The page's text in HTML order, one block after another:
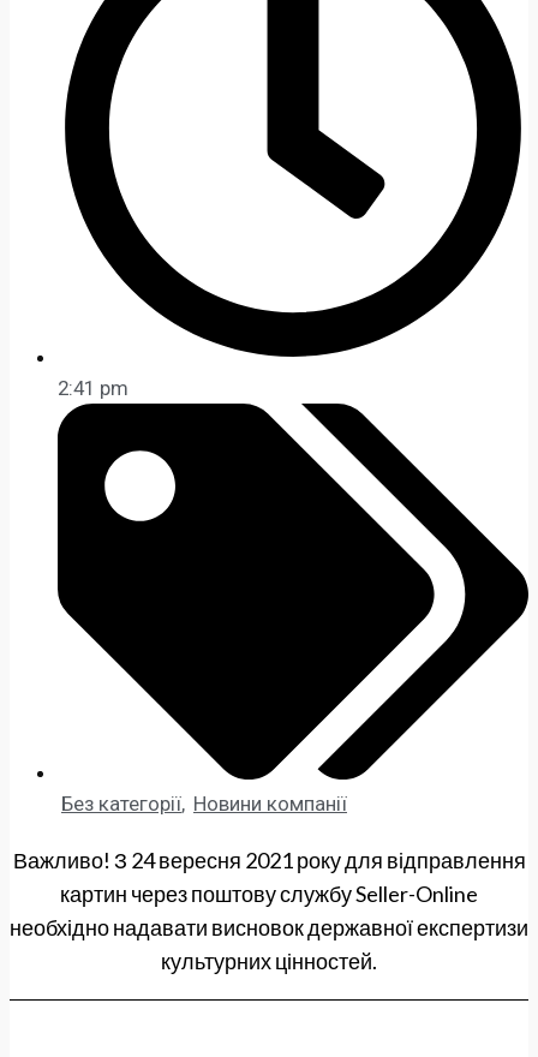
2:41 pm
Без категорії, Новини компанії
Важливо! З 24 вересня 2021 року для відправлення
картин через поштову службу Seller-Online
необхідно надавати висновок державної експертизи
культурних цінностей.